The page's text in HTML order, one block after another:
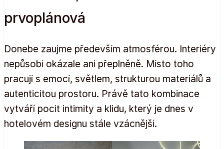
prvoplánová
Donebe zaujme především atmosférou. Interiéry
nepůsobí okázale ani přeplněně. Místo toho
pracují s emocí, světlem, strukturou materiálů a
autenticitou prostoru. Právě tato kombinace
vytváří pocit intimity a klidu, který je dnes v
hotelovém designu stále vzácnější.